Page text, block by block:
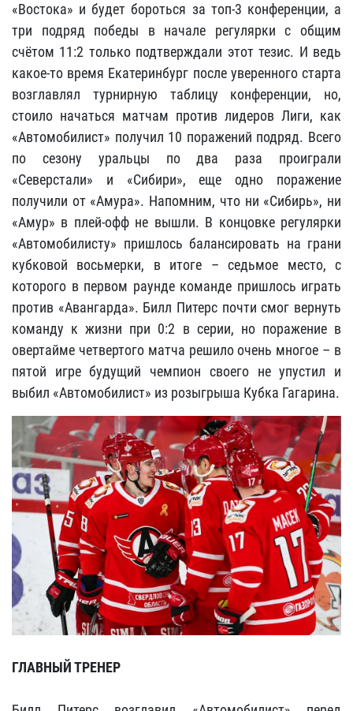
«Востока» и будет бороться за топ-3 конференции, а
три подряд победы в начале регулярки с общим
счётом 11:2 только подтверждали этот тезис. И ведь
какое-то время Екатеринбург после уверенного старта
возглавлял турнирную таблицу конференции, но,
стоило начаться матчам против лидеров Лиги, как
«Автомобилист» получил 10 поражений подряд. Всего
по сезону уральцы по два раза проиграли
«Северстали» и «Сибири», еще одно поражение
получили от «Амура». Напомним, что ни «Сибирь», ни
«Амур» в плей-офф не вышли. В концовке регулярки
«Автомобилисту» пришлось балансировать на грани
кубковой восьмерки, в итоге – седьмое место, с
которого в первом раунде команде пришлось играть
против «Авангарда». Билл Питерс почти смог вернуть
команду к жизни при 0:2 в серии, но поражение в
овертайме четвертого матча решило очень многое – в
пятой игре будущий чемпион своего не упустил и
выбил «Автомобилист» из розыгрыша Кубка Гагарина.
ГЛАВНЫЙ ТРЕНЕР